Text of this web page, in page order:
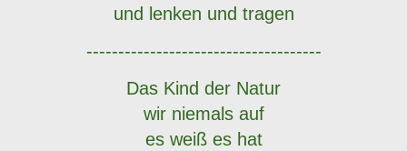
und lenken und tragen
-------------------------------------
Das Kind der Natur
wir niemals auf
es weiß es hat